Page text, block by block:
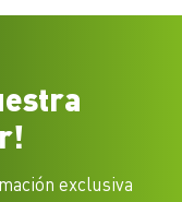
exclusiva